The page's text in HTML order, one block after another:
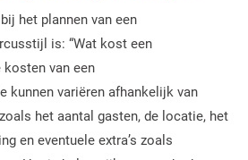
het plannen van een
is: “Wat kost een
kosten van een
kunnen variëren afhankelijk van
het aantal gasten, de locatie, het
en eventuele extra’s zoals